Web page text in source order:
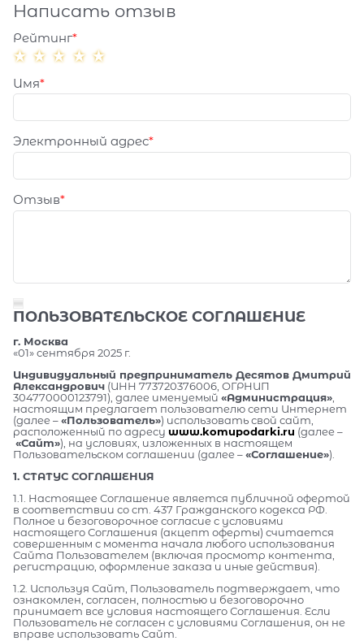
Написать отзыв
Рейтинг
Имя
Электронный адрес
Отзыв
ПОЛЬЗОВАТЕЛЬСКОЕ СОГЛАШЕНИЕ
г. Москва
«01» сентября 2025 г.
Индивидуальный предприниматель Десятов Дмитрий
Александрович (ИНН 773720376006, ОГРНИП
304770000123791), далее именуемый «Администрация»
настоящим предлагает пользователю сети Интернет
(далее –«Пользователь») использовать свой сайт,
расположенный по адресу www.komupodarki.ru (далее –
«Сайт»), на условиях, изложенных в настоящем
Пользовательском соглашении (далее –«Соглашение»).
1. СТАТУС СОГЛАШЕНИЯ
1.1. Настоящее Соглашение является публичной офертой
в соответствии со ст. 437 Гражданского кодекса РФ.
Полное и безоговорочное согласие с условиями
настоящего Соглашения (акцепт оферты) считается
совершенным с момента начала любого использования
Сайта Пользователем (включая просмотр контента,
регистрацию, оформление заказа и иные действия).
1.2. Используя Сайт, Пользователь подтверждает, что
ознакомлен, согласен, полностью и безоговорочно
принимает все условия настоящего Соглашения. Если
Пользователь не согласен с условиями Соглашения, он не
вправе использовать Сайт.